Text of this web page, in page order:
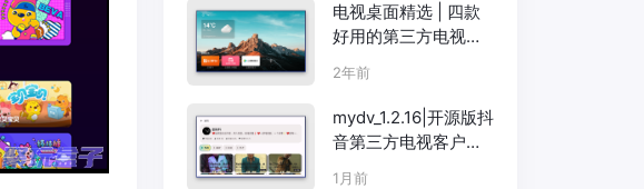
电视桌面精选 | 四款
好用的第三方电视桌
面软件：Emotn UI、
当贝桌面、沙发桌
面、水滴轻桌面，你
喜欢哪一款？
2年前
mydv_1.2.16|开源版抖
音第三方电视客户端
1月前